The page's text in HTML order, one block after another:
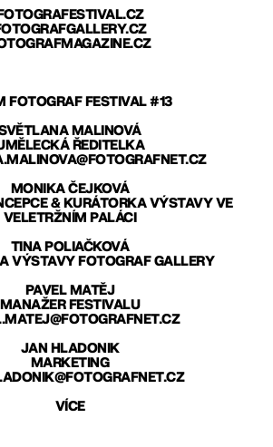
FOTOGRAF FESTIVAL #13
MALINOVÁ
ŘEDITELKA
MONIKA ČEJKOVÁ
& KURÁTORKA VÝSTAVY VE
VELETRŽNÍM PALÁCI
TINA POLIAČKOVÁ
VÝSTAVY FOTOGRAF GALLERY
PAVEL MATĚJ
MANAŽER FESTIVALU
JAN HLADONIK
MARKETING
VÍCE